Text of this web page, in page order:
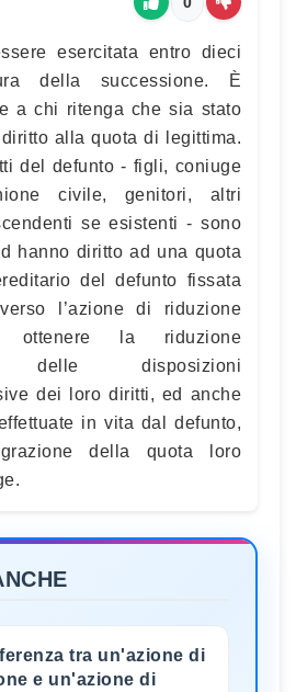
esercitata entro dieci
della successione. È
a chi ritenga che sia stato
alla quota di legittima.
del defunto - figli, coniuge
civile, genitori, altri
se esistenti - sono
hanno diritto ad una quota
del defunto fissata
l’azione di riduzione
ottenere la riduzione
delle disposizioni
dei loro diritti, ed anche
in vita dal defunto,
della quota loro
tra un'azione di
e un'azione di